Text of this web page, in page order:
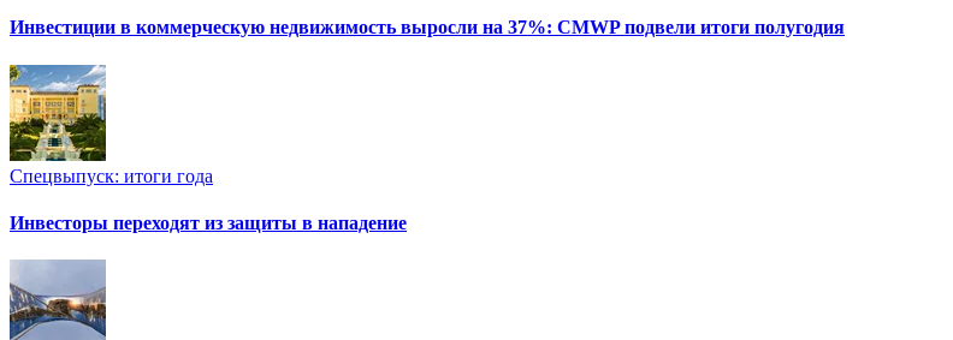
Инвестиции в коммерческую недвижимость выросли на 37%: CMWP подвели итоги полугодия
Спецвыпуск: итоги года
Инвесторы переходят из защиты в нападение